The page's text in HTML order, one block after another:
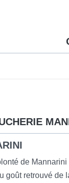
de
goût retrouvé de